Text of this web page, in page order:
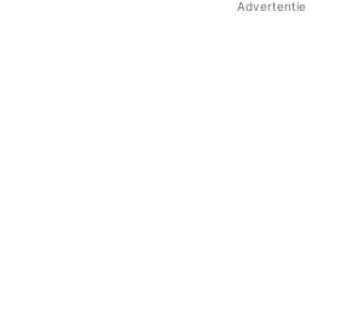
Advertentie